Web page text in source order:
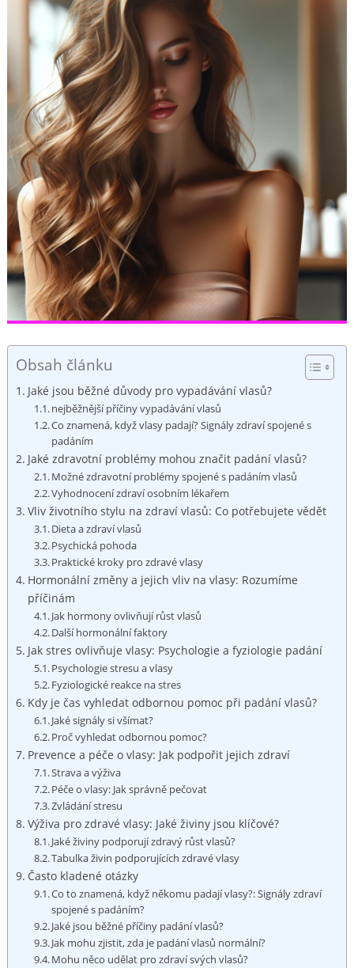
Obsah článku
Jaké jsou běžné ⁤důvody pro vypadávání vlasů?
nejběžnější příčiny vypadávání‌ vlasů
Co⁣ znamená, když vlasy padají? Signály zdraví spojené s
padáním
Jaké ⁣zdravotní problémy mohou značit padání vlasů?
Možné zdravotní problémy spojené ⁣s padáním vlasů
Vyhodnocení zdraví osobním lékařem
Vliv životního ⁣stylu na zdraví vlasů: Co potřebujete vědět
Dieta ⁢a zdraví vlasů
Psychická pohoda
Praktické kroky pro zdravé vlasy
Hormonální změny a jejich vliv na vlasy: Rozumíme
příčinám
Jak hormony ovlivňují růst vlasů
Další hormonální faktory
Jak stres ovlivňuje vlasy: Psychologie a fyziologie padání
Psychologie stresu a vlasy
Fyziologické reakce na​ stres
Kdy je čas⁤ vyhledat odbornou pomoc při padání vlasů?
Jaké signály si všímat?
Proč vyhledat odbornou pomoc?
Prevence a‍ péče o vlasy: Jak podpořit jejich ​zdraví
Strava a výživa
Péče o vlasy: Jak správně pečovat
Zvládání stresu
Výživa pro zdravé vlasy: Jaké⁤ živiny jsou klíčové?
Jaké živiny podporují zdravý růst vlasů?
Tabulka živin podporujících zdravé vlasy
Často kladené otázky
Co to znamená,⁢ když někomu padají vlasy?: Signály⁢ zdraví
spojené s padáním?
Jaké jsou běžné příčiny padání‍ vlasů?
Jak mohu ​zjistit, zda je padání vlasů normální?
Mohu něco udělat pro zdraví svých vlasů?